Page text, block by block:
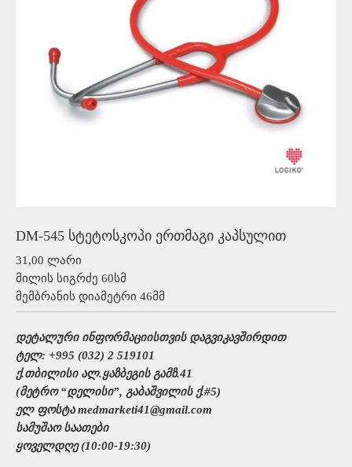
DM-545 სტეტოსკოპი ერთმაგი კაპსულით
31,00 ლარი
მილის სიგრძე 60სმ
მემბრანის დიამეტრი 46მმ
დეტალური ინფორმაციისთვის დაგვიკავშირდით
ტელ: +995 (032) 2 519101
ქ.თბილისი ალ.ყაზბეგის გამზ.41
(მეტრო “დელისი”, გაბაშვილის ქ.#5)
ელ ფოსტა medmarketi41@gmail.com
სამუშაო საათები
ყოველდღე (10:00-19:30)